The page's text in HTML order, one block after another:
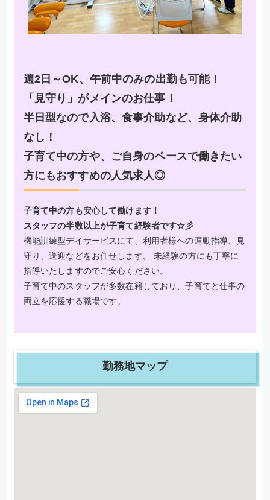
週2日～OK、午前中のみの出勤も可能！
「見守り」がメインのお仕事！
半日型なので入浴、食事介助など、身体介助
なし！
子育て中の方や、ご自身のペースで働きたい
方にもおすすめの人気求人◎
子育て中の方も安心して働けます！
スタッフの半数以上が子育て経験者です☆彡
機能訓練型デイサービスにて、利用者様への運動指導、見
守り、送迎などをお任せします。 未経験の方にも丁寧に
指導いたしますのでご安心ください。
子育て中のスタッフが多数在籍しており、子育てと仕事の
両立を応援する職場です。
勤務地マップ